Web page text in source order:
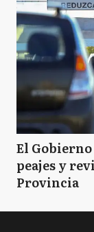
El
peajes y
Provincia